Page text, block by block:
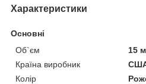
Характеристики
Основні
Об`єм
15
Країна виробник
Колір